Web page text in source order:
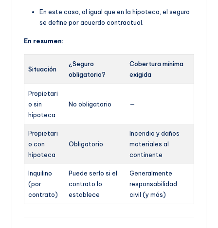
En este caso, al igual que en la hipoteca, el seguro
se define por acuerdo contractual.
En resumen:
Situación
¿Seguro
obligatorio?
Cobertura mínima
exigida
Propietari
o sin
hipoteca
No obligatorio —
Propietari
o con
hipoteca
Obligatorio
Incendio y daños
materiales al
continente
Inquilino
(por
contrato)
Puede serlo si el
contrato lo
establece
Generalmente
responsabilidad
civil (y más)